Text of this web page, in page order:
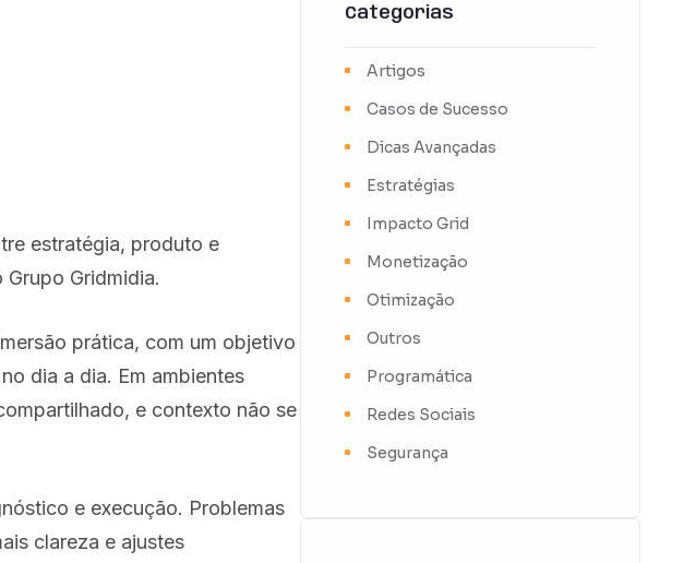
estratégia, produto e
Gridmidia.
prática, com um objetivo
dia a dia. Em ambientes
e contexto não se
e execução. Problemas
clareza e ajustes
Categorias
Artigos
Casos de Sucesso
Dicas Avançadas
Estratégias
Impacto Grid
Monetização
Otimização
Outros
Programática
Redes Sociais
Segurança